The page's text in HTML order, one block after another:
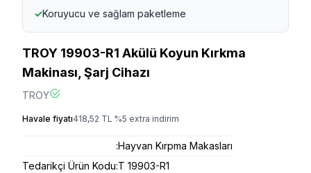
✓Koruyucu ve sağlam paketleme
TROY 19903-R1 Akülü Koyun Kırkma
Makinası, Şarj Cihazı
TROY
Havale fiyatı418,52 TL %5 extra indirim
:Hayvan Kırpma Makasları
Tedarikçi Ürün Kodu:T 19903-R1